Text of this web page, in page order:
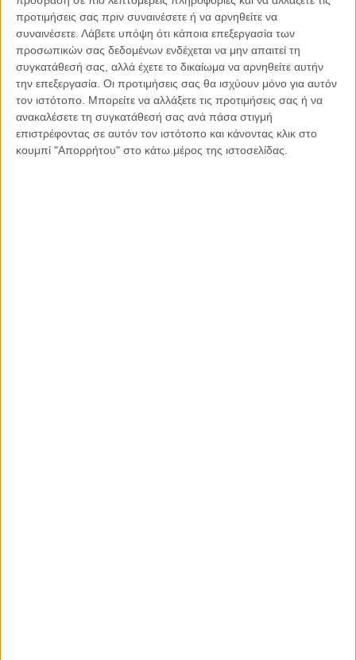
προτιμήσεις σας πριν συναινέσετε ή να αρνηθείτε να
συναινέσετε. Λάβετε υπόψη ότι κάποια επεξεργασία των
προσωπικών σας δεδομένων ενδέχεται να μην απαιτεί τη
συγκατάθεσή σας, αλλά έχετε το δικαίωμα να αρνηθείτε αυτήν
την επεξεργασία. Οι προτιμήσεις σας θα ισχύουν μόνο για αυτόν
τον ιστότοπο. Μπορείτε να αλλάξετε τις προτιμήσεις σας ή να
ανακαλέσετε τη συγκατάθεσή σας ανά πάσα στιγμή
επιστρέφοντας σε αυτόν τον ιστότοπο και κάνοντας κλικ στο
κουμπί "Απορρήτου" στο κάτω μέρος της ιστοσελίδας.
θεματικής για νέες τεχνολογίες στη ναυτιλία είναι η χρήση
συμπεριληπτικών καινοτόμων τεχνολογιών που να
υποβοηθούν την πράσινη μετάβαση και την γαλάζια
οικονομία, ως επίσης και την κυκλίκοτητα των ναυτιλιακών
δράσεων και δραστηριοτήτων. Η βασική αρχή που διέπει τον
παρόντα τομέα είναι αυτή των συνεργειών μεταξύ
κυβερνήσεων, δημοσίων / κρατικών / ημικρατικών
οργανισμών, ιδιωτικού τομέα και της ακαδημαϊκής